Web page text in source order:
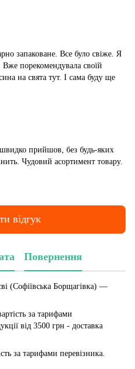
запаковане. Все було свіже. Я
порекомендувала своїй
на свята тут. І сама буду ще
прийшов, без будь-яких
Чудовий асортимент товару.
відгук
Повернення
(Софіївська Борщагівка) —
за тарифами
від 3500 грн - доставка
за тарифами перевізника.